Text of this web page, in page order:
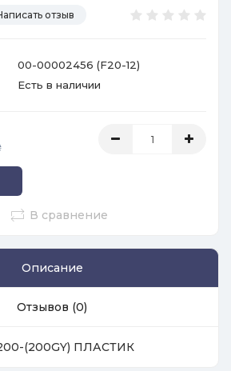
отзыв
00-00002456 (F20-12)
Есть в наличии
В сравнение
Описание
Отзывов (0)
(200GY) ПЛАСТИК